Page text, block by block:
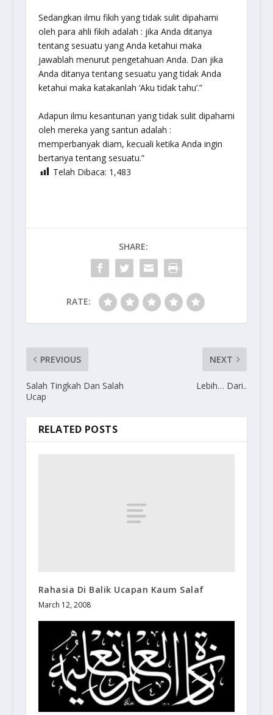
Sedangkan ilmu fikih yang tidak sulit dipahami
oleh para ahli fikih adalah : jika Anda ditanya
tentang sesuatu yang Anda ketahui maka
jawablah menurut pengetahuan Anda. Dan jika
Anda ditanya tentang sesuatu yang tidak Anda
ketahui maka katakanlah ‘Aku tidak tahu’.”
Adapun ilmu kesantunan yang tidak sulit dipahami
oleh mereka yang santun adalah :
memperbanyak diam, kecuali ketika Anda ingin
bertanya tentang sesuatu.”
Telah Dibaca: 1,483
SHARE:
RATE:
PREVIOUS
Salah Tingkah Dan Salah
Ucap
NEXT
Lebih… Dari..
RELATED POSTS
Rahasia Di Balik Ucapan Kaum Salaf
March 12, 2008